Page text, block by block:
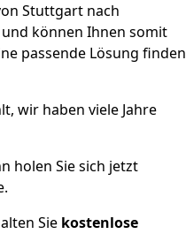
Stuttgart nach
können Ihnen somit
passende Lösung finden
wir haben viele Jahre
holen Sie sich jetzt
Sie kostenlose